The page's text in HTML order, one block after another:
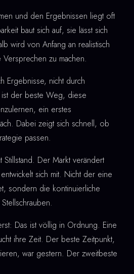
und den Ergebnissen liegt oft
baut sich auf, sie lässt sich
wird von Anfang an realistisch
Versprechen zu machen.
Ergebnisse, nicht durch
der beste Weg, diese
ein erstes
Dabei zeigt sich schnell, ob
passen.
Stillstand. Der Markt verändert
sich mit. Nicht der eine
sondern die kontinuierliche
Das ist völlig in Ordnung. Eine
ihre Zeit. Der beste Zeitpunkt,
war gestern. Der zweitbeste